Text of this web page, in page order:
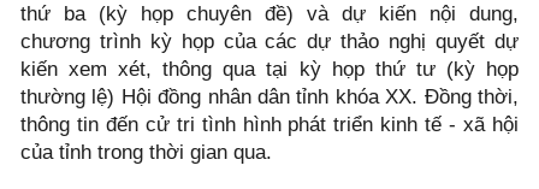
thứ ba (kỳ họp chuyên đề) và dự kiến nội dung,
chương trình kỳ họp của các dự thảo nghị quyết dự
kiến xem xét, thông qua tại kỳ họp thứ tư (kỳ họp
thường lệ) Hội đồng nhân dân tỉnh khóa XX. Đồng thời,
thông tin đến cử tri tình hình phát triển kinh tế - xã hội
của tỉnh trong thời gian qua.